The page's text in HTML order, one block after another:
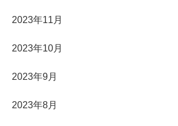
2023年11月
2023年10月
2023年9月
2023年8月